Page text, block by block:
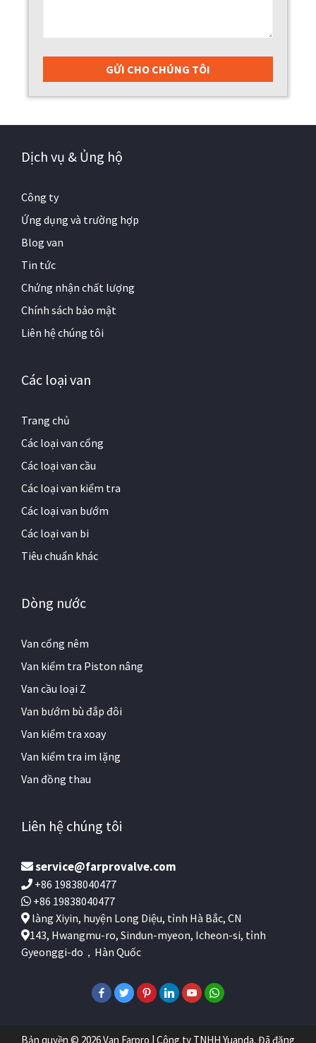
Dịch vụ & Ủng hộ
Công ty
Ứng dụng và trường hợp
Blog van
Tin tức
Chứng nhận chất lượng
Chính sách bảo mật
Liên hệ chúng tôi
Các loại van
Trang chủ
Các loại van cổng
Các loại van cầu
Các loại van kiểm tra
Các loại van bướm
Các loại van bi
Tiêu chuẩn khác
Dòng nước
Van cổng nêm
Van kiểm tra Piston nâng
Van cầu loại Z
Van bướm bù đắp đôi
Van kiểm tra xoay
Van kiểm tra im lặng
Van đồng thau
Liên hệ chúng tôi
service@farprovalve.com
+86 19838040477
+86 19838040477
làng Xiyin, huyện Long Diệu, tỉnh Hà Bắc, CN
143, Hwangmu-ro, Sindun-myeon, Icheon-si, tỉnh
Gyeonggi-do，Hàn Quốc
Bản quyền © 2026 Van Farpro | Công ty TNHH Yuanda. Đã đăng